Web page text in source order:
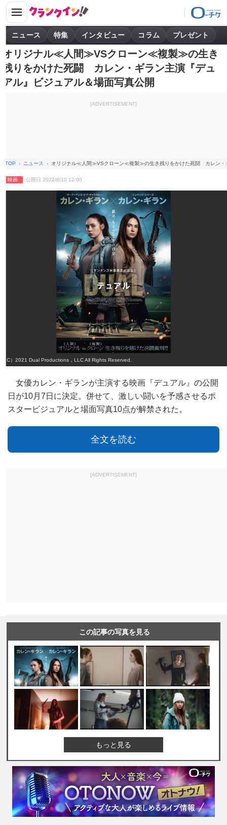
ニュース 特集 インタビュー コラム プレゼント
オリジナル≪人間≫VSクローン≪複製≫の生き
残りをかけた死闘 カレン・ギラン主演『デュ
アル』ビジュアル＆場面写真公開
[ADVERTISEMENT]
TOP ニュース オリジナル≪人間≫VSクローン≪複製≫の生き残りをかけた死闘 カレン・
映画 公開日 2022/8/10 12:00
（C）2021 Dual Productions，LLC All Rights Reserved.
女優カレン・ギランが主演する映画『デュアル』の公開
日が10月7日に決定。併せて、激しい闘いを予感させるポ
スタービジュアルと場面写真10点が解禁された。
全文を読む
[ADVERTISEMENT]
この記事の写真を見る
もっと見る